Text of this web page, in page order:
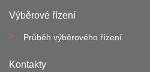
Výběrové řízení
Průběh výběrového řízení
Kontakty